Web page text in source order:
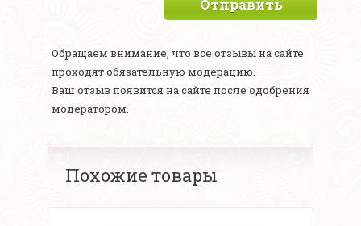
Отправить
Обращаем внимание, что все отзывы на сайте
проходят обязательную модерацию.
Ваш отзыв появится на сайте после одобрения
модератором.
Похожие товары